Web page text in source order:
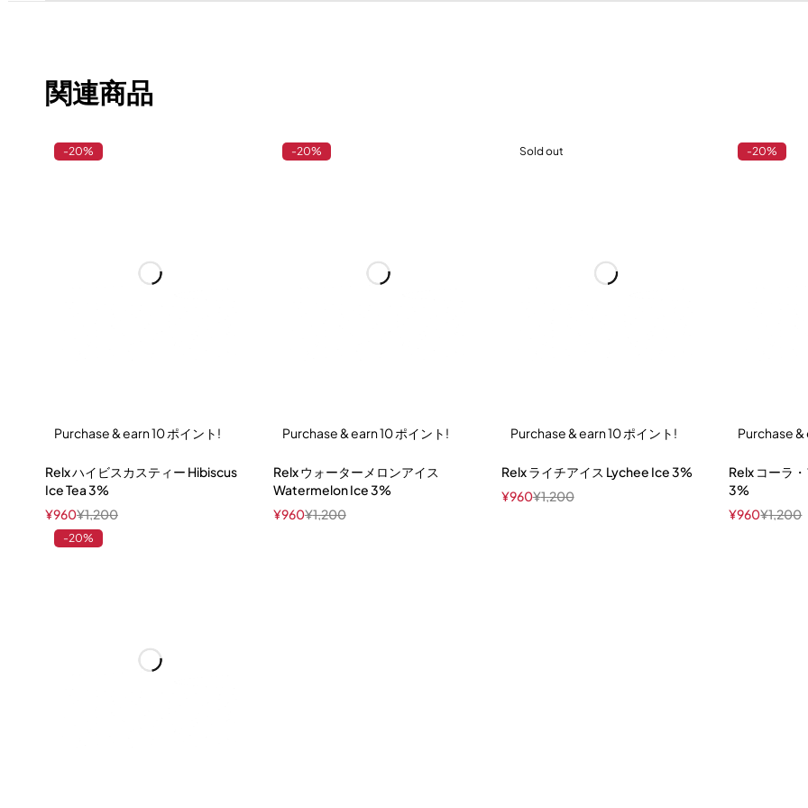
関連商品
-20%
Purchase & earn 10 ポイント!
Relx ハイビスカスティー Hibiscus
Ice Tea 3%
¥1,200
¥960
-20%
Purchase & earn 10 ポイント!
Relx ウォーターメロンアイス
Watermelon Ice 3%
¥1,200
¥960
Sold out
Purchase & earn 10 ポイント!
Relx ライチアイス Lychee Ice 3%
¥1,200
¥960
-20%
Purchase &
Relx コーラ
3%
¥1,200
¥960
-20%